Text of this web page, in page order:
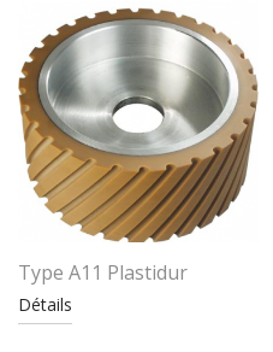
Type A11 Plastidur
Détails